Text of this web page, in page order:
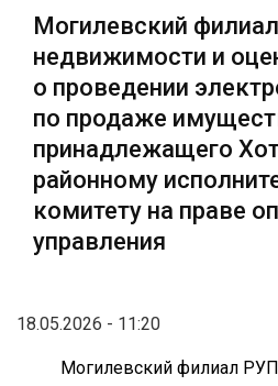
Могилевский
недвижимости и
о проведении
по продаже
принадлежащего
районному
комитету на праве
управления
18.05.2026 - 11:20
Могилевский филиал РУП